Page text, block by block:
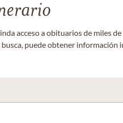
acceso a obituarios de miles
puede obtener